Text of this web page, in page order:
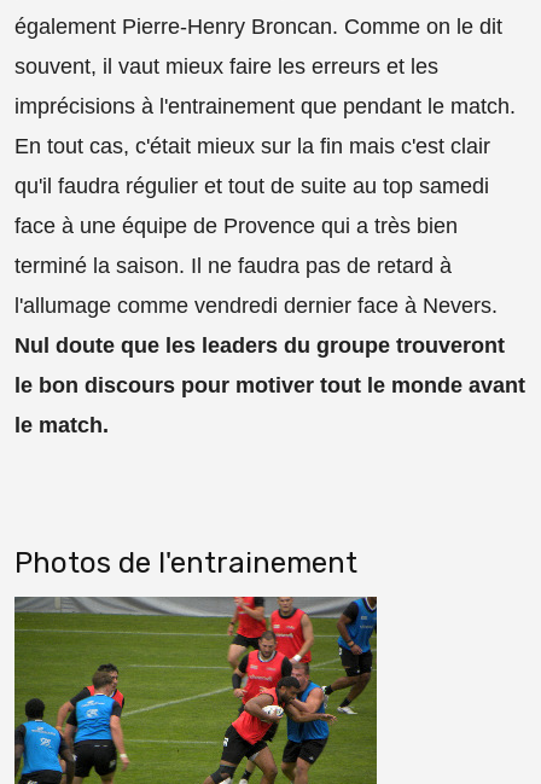
également Pierre-Henry Broncan. Comme on le dit
souvent, il vaut mieux faire les erreurs et les
imprécisions à l'entrainement que pendant le match.
En tout cas, c'était mieux sur la fin mais c'est clair
qu'il faudra régulier et tout de suite au top samedi
face à une équipe de Provence qui a très bien
terminé la saison. Il ne faudra pas de retard à
l'allumage comme vendredi dernier face à Nevers.
Nul doute que les leaders du groupe trouveront
le bon discours pour motiver tout le monde avant
le match.
Photos de l'entrainement